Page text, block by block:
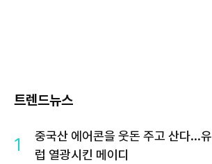
트렌드뉴스
1
중국산 에어콘을 웃돈 주고 산다...유
럽 열광시킨 메이디